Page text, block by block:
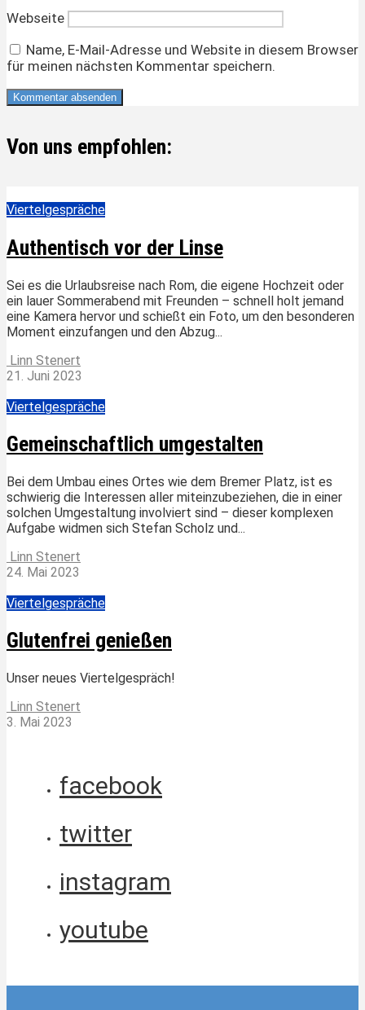
Webseite
Name, E-Mail-Adresse und Website in diesem Browser
für meinen nächsten Kommentar speichern.
Von uns empfohlen:
Viertelgespräche
Authentisch vor der Linse
Sei es die Urlaubsreise nach Rom, die eigene Hochzeit oder
ein lauer Sommerabend mit Freunden – schnell holt jemand
eine Kamera hervor und schießt ein Foto, um den besonderen
Moment einzufangen und den Abzug...
Linn Stenert
21. Juni 2023
Viertelgespräche
Gemeinschaftlich umgestalten
Bei dem Umbau eines Ortes wie dem Bremer Platz, ist es
schwierig die Interessen aller miteinzubeziehen, die in einer
solchen Umgestaltung involviert sind – dieser komplexen
Aufgabe widmen sich Stefan Scholz und...
Linn Stenert
24. Mai 2023
Viertelgespräche
Glutenfrei genießen
Unser neues Viertelgespräch!
Linn Stenert
3. Mai 2023
facebook
twitter
instagram
youtube